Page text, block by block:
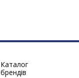
Каталог
брендів